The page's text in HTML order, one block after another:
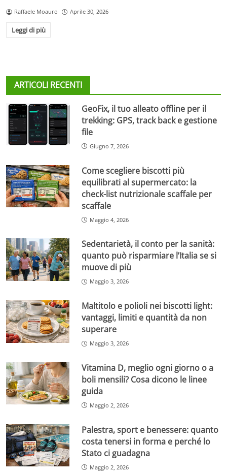
Raffaele Moauro Aprile 30, 2026
Leggi di più
ARTICOLI RECENTI
GeoFix, il tuo alleato offline per il
trekking: GPS, track back e gestione
file
Giugno 7, 2026
Come scegliere biscotti più
equilibrati al supermercato: la
check-list nutrizionale scaffale per
scaffale
Maggio 4, 2026
Sedentarietà, il conto per la sanità:
quanto può risparmiare l’Italia se si
muove di più
Maggio 3, 2026
Maltitolo e polioli nei biscotti light:
vantaggi, limiti e quantità da non
superare
Maggio 3, 2026
Vitamina D, meglio ogni giorno o a
boli mensili? Cosa dicono le linee
guida
Maggio 2, 2026
Palestra, sport e benessere: quanto
costa tenersi in forma e perché lo
Stato ci guadagna
Maggio 2, 2026